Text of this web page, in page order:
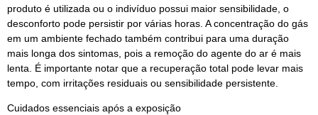
produto é utilizada ou o indivíduo possui maior sensibilidade, o
desconforto pode persistir por várias horas. A concentração do gás
em um ambiente fechado também contribui para uma duração
mais longa dos sintomas, pois a remoção do agente do ar é mais
lenta. É importante notar que a recuperação total pode levar mais
tempo, com irritações residuais ou sensibilidade persistente.
Cuidados essenciais após a exposição